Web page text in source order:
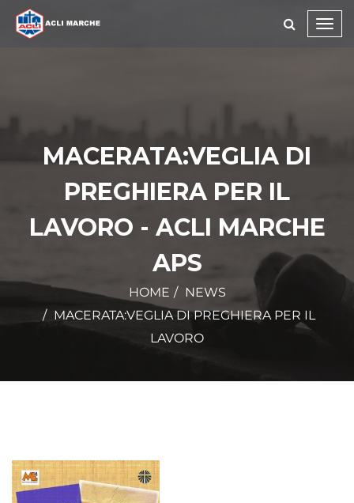
MACERATA:VEGLIA DI
PREGHIERA PER IL
LAVORO - ACLI MARCHE
APS
HOME
NEWS
MACERATA:VEGLIA DI PREGHIERA PER IL
LAVORO